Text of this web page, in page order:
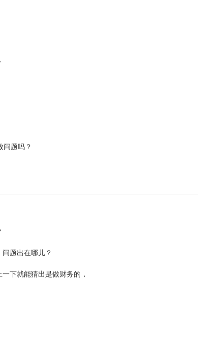
问题吗？
题出在哪儿？
下就能猜出是做财务的，